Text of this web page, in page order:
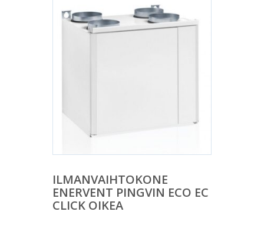
ILMANVAIHTOKONE
ENERVENT PINGVIN ECO EC
CLICK OIKEA